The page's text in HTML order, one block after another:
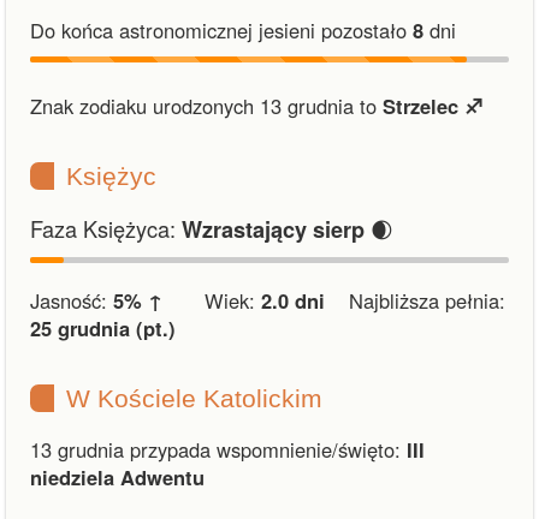
Do końca astronomicznej jesieni pozostało 8 dni
Znak zodiaku urodzonych 13 grudnia to Strzelec ♐︎
Księżyc
Faza Księżyca: Wzrastający sierp 🌒
Jasność: 5% ↑ Wiek: 2.0 dni Najbliższa pełnia:
25 grudnia (pt.)
W Kościele Katolickim
13 grudnia przypada wspomnienie/święto: III
niedziela Adwentu